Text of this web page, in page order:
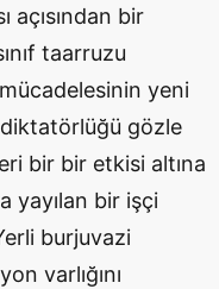
açısından bir
taarruzu
yeni
gözle
bir bir etkisi altına
yayılan bir işçi
burjuvazi
varlığını